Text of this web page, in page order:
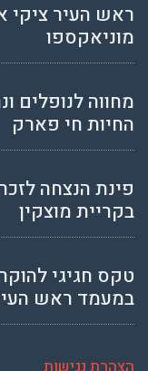
ראש העיר ציקי
מוניאקספו
מחווה לנופלים
החיות חי פארק
פינת הנצחה
בקריית מוצקין
טקס חגיגי
במעמד ראש